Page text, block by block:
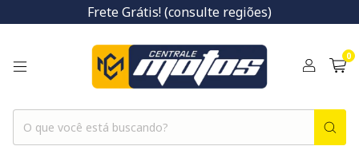
Frete Grátis! (consulte regiões)
0